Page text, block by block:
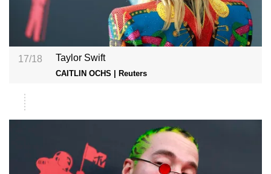
17/18 Taylor Swift
CAITLIN OCHS | Reuters